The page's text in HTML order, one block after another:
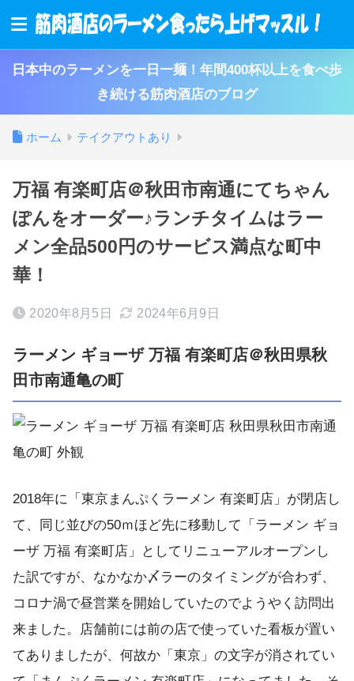
日本中のラーメンを一日一麺！年間400杯以上を食べ歩
き続ける筋肉酒店のブログ
ホーム テイクアウトあり
万福 有楽町店 ＠秋田市南通にてちゃん
ぽんをオーダー♪ランチタイムはラー
メン全品500円のサービス満点な町中
華！
2020年8月5日 2024年6月9日
ラーメン ギョーザ 万福 有楽町店＠秋田県秋
田市南通亀の町
2018年に「東京まんぷくラーメン 有楽町店」が閉店し
て、同じ並びの50ｍほど先に移動して「ラーメン ギョ
ーザ 万福 有楽町店」としてリニューアルオープンし
た訳ですが、なかなか〆ラーのタイミングが合わず、
コロナ渦で昼営業を開始していたのでようやく訪問出
来ました。店舗前には前の店で使っていた看板が置い
てありましたが、何故か「東京」の文字が消されてい